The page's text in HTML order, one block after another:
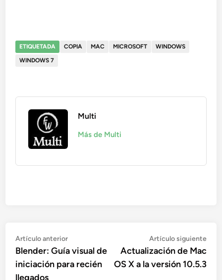
ETIQUETADA COPIA MAC MICROSOFT
WINDOWS
WINDOWS 7
Multi
Más de Multi
Navegación
de
entradas
Artículo anteriorArtículo
anterior:
Blender: Guía visual de
iniciación para recién
llegados
Artículo siguiente
Actualización de Mac
OS X a la versión 10.5.3